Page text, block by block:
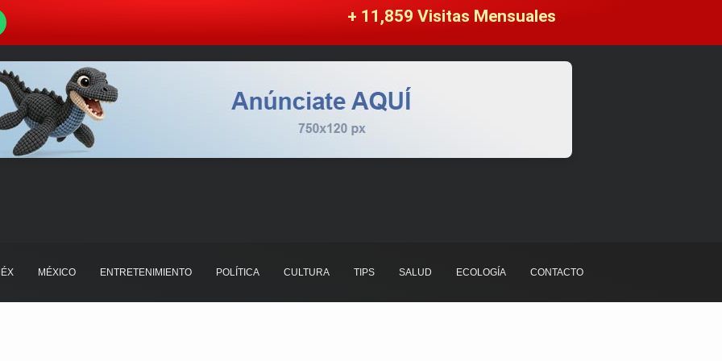
+ 11,859 Visitas Mensuales
MÉXICO ENTRETENIMIENTO POLÍTICA CULTURA TIPS SALUD ECOLOGÍA CONTACTO